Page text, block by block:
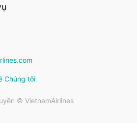
Chúng tôi
© VietnamAirlines